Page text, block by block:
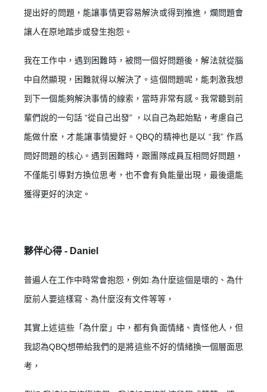
提出好的問題，能讓事情更容易解決或得到推進，爛問題會
讓人在原地踏步或發生抱怨。
我在工作中，遇到困難時，被問一個好問題後，解法就從腦
中自然顯現，困難就得以解決了。這個問題呢，能刺激我想
到下一個能夠解決事情的線索，當時非常有感。我常聽到前
輩們說的一句話 “從自己出發” ，以自己為起始點，考慮自己
能做什麽，才能讓事情變好。QBQ的精神也是以 “我” 作爲
問好問題的核心。遇到困難時，跟團隊成員互相問好問題，
不僅能引導對方換位思考，也不會有負能量出現，最後還能
獲得更好的決定。
夥伴心得 - Daniel
普遍人在工作中時常會抱怨，例如:為什麼這個是壞的、為什
麼前人要這樣寫、為什麼沒有文件等等，
其實上述這些「為什麼」中，都有負面情緒、責怪他人，但
我認為QBQ想帶給我們的是將這些不好的情緒換一個層面思
考，